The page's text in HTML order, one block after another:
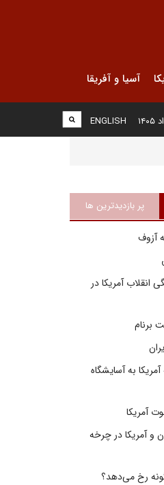
آسیا و آفریقا
ENGLISH
پر بازدیدترین ها
آزوف
انقلاب آمریکا در
برنام
به آسایشگاه
آمریکا
و آمریکا در چرخه
رخ می‌دهد؟